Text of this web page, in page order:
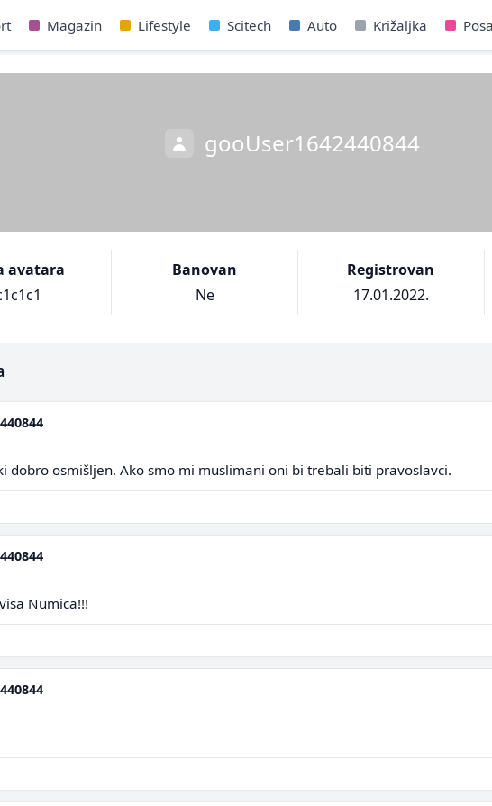
Magazin Lifestyle Scitech Auto Križaljka
gooUser1642440844
avatara
Banovan
Ne
Registrovan
17.01.2022.
dobro osmišljen. Ako smo mi muslimani oni bi trebali biti pravoslavci.
Numica!!!